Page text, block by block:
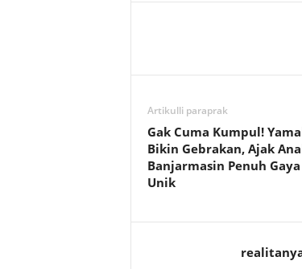
Artikulli paraprak
Gak Cuma Kumpul!
Bikin Gebrakan, Ajak
Banjarmasin Penuh
Unik